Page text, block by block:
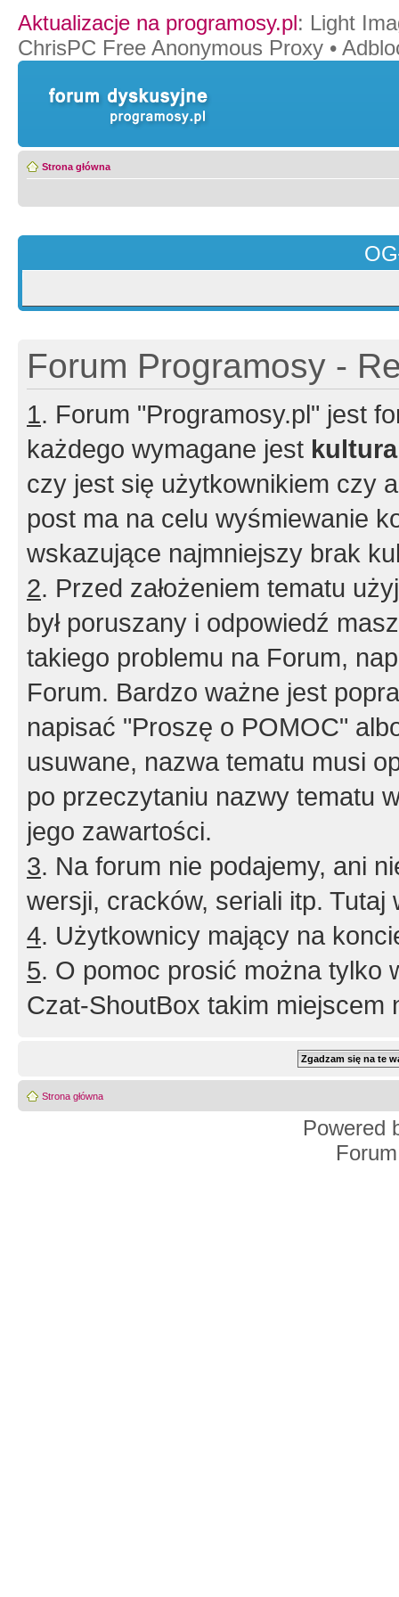
Aktualizacje na programosy.pl: Light
ChrisPC Free Anonymous Proxy •
Strona główna
Forum Programosy -
1. Forum "Programosy.pl" jest
każdego wymagane jest
czy jest się użytkownikiem czy
post ma na celu wyśmiewanie
wskazujące najmniejszy brak
2. Przed założeniem tematu
był poruszany i odpowiedź
takiego problemu na Forum,
Forum. Bardzo ważne jest
napisać "Proszę o POMOC"
usuwane, nazwa tematu musi
po przeczytaniu nazwy tematu
jego zawartości.
3. Na forum nie podajemy, ani
wersji, cracków, seriali itp. Tutaj
4. Użytkownicy mający na
5. O pomoc prosić można tylko
Czat-ShoutBox takim miejscem
Strona główna
Powered